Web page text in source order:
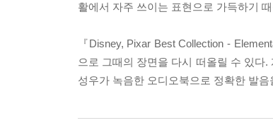
활에서 자주 쓰이는 표현으로 가득하기
『Disney, Pixar Best Collection -
으로 그때의 장면을 다시 떠올릴 수 있다
성우가 녹음한 오디오북으로 정확한 발